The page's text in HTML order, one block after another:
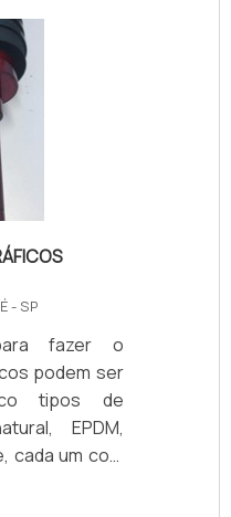
maior
- SP
fazer o
podem ser
tipos de
EPDM,
cada um com
e tipos de
motivo é